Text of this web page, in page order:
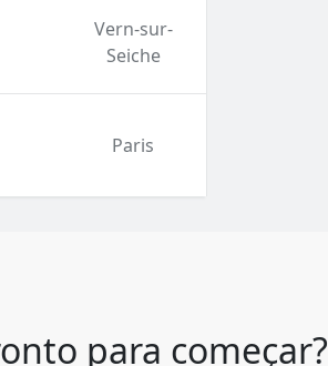
Vern-sur-
Seiche
Paris
para começar?